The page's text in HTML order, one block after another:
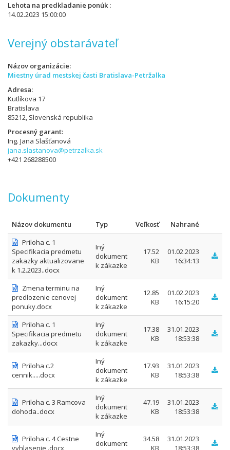
Lehota na predkladanie ponúk
14.02.2023 15:00:00
Verejný obstarávateľ
Názov organizácie
Miestny úrad mestskej časti Bratislava-Petržalka
Adresa
Kutlíkova 17
Bratislava
85212, Slovenská republika
Procesný garant
Ing. Jana Slašťanová
jana.slastanova@petrzalka.sk
+421 268288500
Dokumenty
Názov dokumentu Typ Veľkosť
Nahrané
Priloha c. 1
Specifikacia predmetu
zakazky aktualizovane
k 1.2.2023..docx
Iný
dokument
k zákazke
17.52
KB
01.02.2023
16:34:13
Zmena terminu na
predlozenie cenovej
ponuky.docx
Iný
dokument
k zákazke
12.85
KB
01.02.2023
16:15:20
Priloha c. 1
Specifikacia predmetu
zakazky...docx
Iný
dokument
k zákazke
17.38
KB
31.01.2023
18:53:38
Priloha c.2
cennik.....docx
Iný
dokument
k zákazke
17.93
KB
31.01.2023
18:53:38
Priloha c. 3 Ramcova
dohoda..docx
Iný
dokument
k zákazke
47.19
KB
31.01.2023
18:53:38
Priloha c. 4 Cestne
vyhlasenie .docx
Iný
dokument
34.58
KB
31.01.2023
18:53:38